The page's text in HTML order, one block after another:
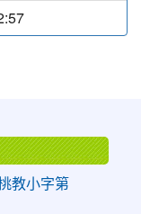
教小字第